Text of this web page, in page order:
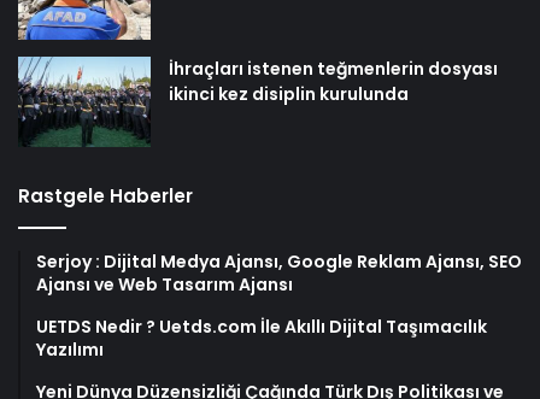
İhraçları istenen teğmenlerin dosyası
ikinci kez disiplin kurulunda
Rastgele Haberler
Serjoy : Dijital Medya Ajansı, Google Reklam Ajansı, SEO
Ajansı ve Web Tasarım Ajansı
UETDS Nedir ? Uetds.com İle Akıllı Dijital Taşımacılık
Yazılımı
Yeni Dünya Düzensizliği Çağında Türk Dış Politikası ve